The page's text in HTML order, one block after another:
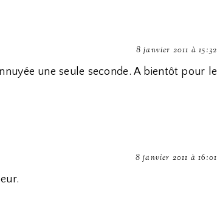
8 janvier 2011 à 15:32
une seule seconde. A bientôt pour le
8 janvier 2011 à 16:01